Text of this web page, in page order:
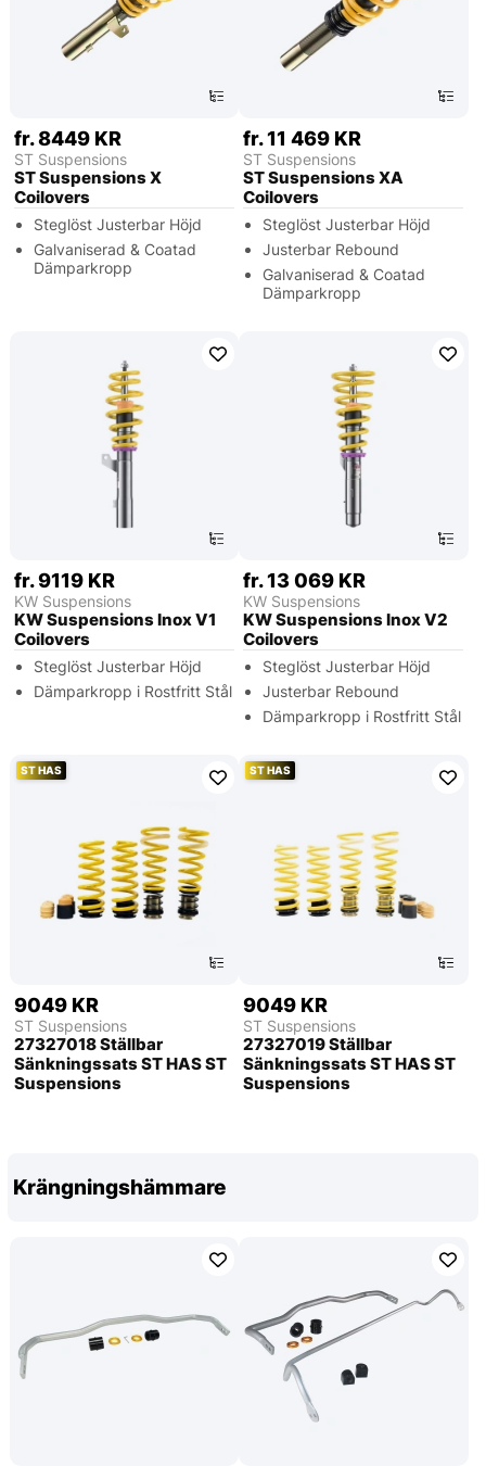
fr. 8449 KR
ST Suspensions
ST Suspensions X
Coilovers
Steglöst Justerbar Höjd
Galvaniserad & Coatad
Dämparkropp
fr. 11 469 KR
ST Suspensions
ST Suspensions XA
Coilovers
Steglöst Justerbar Höjd
Justerbar Rebound
Galvaniserad & Coatad
Dämparkropp
fr. 9119 KR
KW Suspensions
KW Suspensions Inox V1
Coilovers
Steglöst Justerbar Höjd
Dämparkropp i Rostfritt Stål
fr. 13 069 KR
KW Suspensions
KW Suspensions Inox V2
Coilovers
Steglöst Justerbar Höjd
Justerbar Rebound
Dämparkropp i Rostfritt Stål
ST HAS
9049 KR
ST Suspensions
27327018 Ställbar
Sänkningssats ST HAS ST
Suspensions
ST HAS
9049 KR
ST Suspensions
27327019 Ställbar
Sänkningssats ST HAS ST
Suspensions
Krängningshämmare